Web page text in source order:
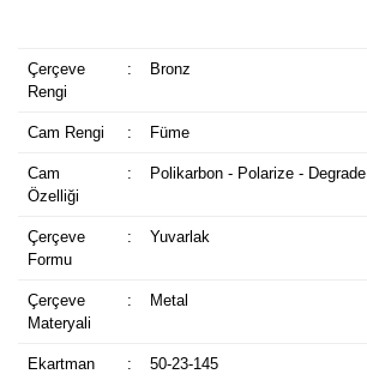
Çerçeve
Rengi
: Bronz
Cam Rengi : Füme
Cam
Özelliği
: Polikarbon - Polarize - Degrade
Çerçeve
Formu
: Yuvarlak
Çerçeve
Materyali
: Metal
Ekartman : 50-23-145